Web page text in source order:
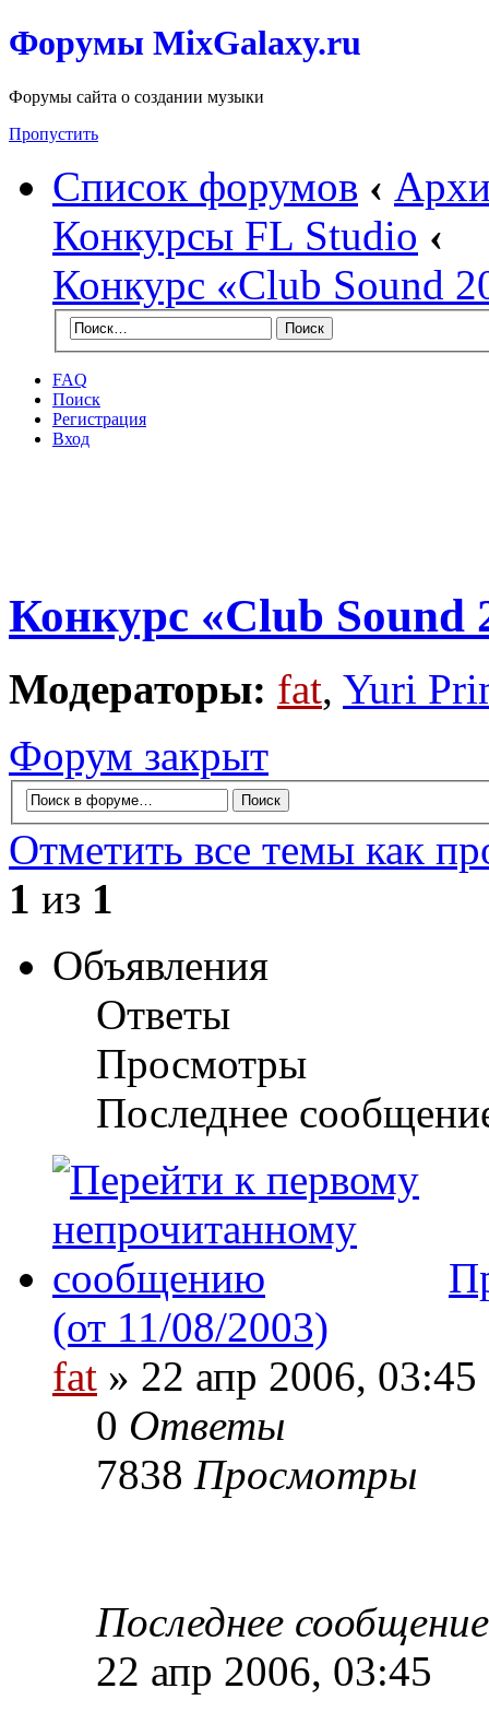
Форумы MixGalaxy.ru
Форумы сайта о создании музыки
Пропустить
Список форумов ‹
Конкурсы FL Studio ‹
Конкурс «Club Sound
FAQ
Поиск
Регистрация
Вход
Конкурс «Club Sound
Модераторы: fat, Yuri
Форум закрыт
Отметить все темы как
1 из 1
Объявления
Ответы
Просмотры
Последнее
(от 11/08/2003)
fat » 22 апр 2006, 03:45
0 Ответы
7838 Просмотры
Последнее
22 апр 2006, 03:45